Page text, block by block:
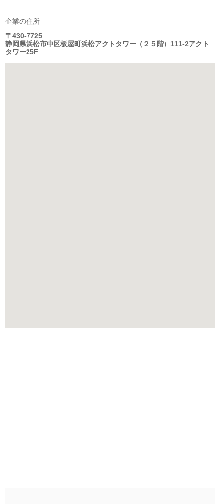
企業の住所
〒430-7725
静岡県浜松市中区板屋町浜松アクトタワー（２５階）111-2アクト
タワー25F